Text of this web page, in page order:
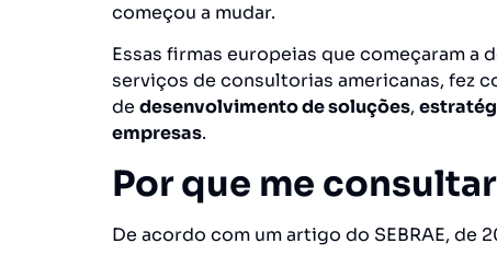
começou a mudar.
Essas firmas europeias que começaram
serviços de consultorias americanas, fez
de desenvolvimento de soluções,
empresas.
Por que me
De acordo com um artigo do SEBRAE, de